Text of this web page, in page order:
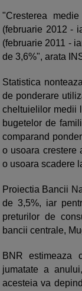
"Cresterea
(februarie 2012 -
(februarie 2011 -
de 3,6%", arata
Statistica
de ponderare
cheltuielilor medii
bugetelor de
comparand
o usoara crestere
o usoara scadere
Proiectia Bancii
de 3,5%, iar
preturilor de
bancii centrale,
BNR
jumatate a
acesteia va